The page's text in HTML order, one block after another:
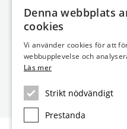
190m² lägenhet till salu i
2
Inte exakt
Denna webbplats
cookies
Vi använder cookies för att
webbupplevelse och
Läs mer
Strikt nödvändigt
Prestanda